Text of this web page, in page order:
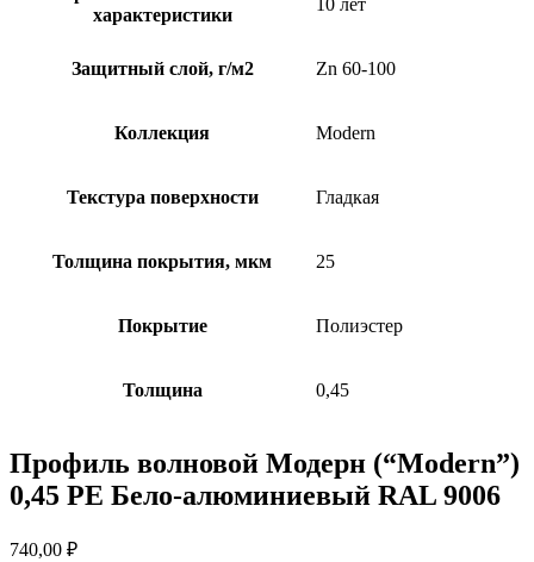
характеристики
10 лет
Защитный слой, г/м2 Zn 60-100
Коллекция Modern
Текстура поверхности Гладкая
Толщина покрытия, мкм 25
Покрытие Полиэстер
Толщина 0,45
Профиль волновой Модерн (“Modern”)
0,45 PE Бело-алюминиевый RAL 9006
740,00 ₽